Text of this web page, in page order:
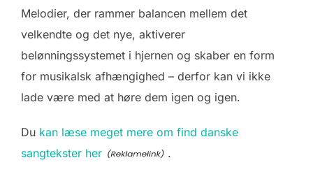
Melodier, der rammer balancen mellem det
velkendte og det nye, aktiverer
belønningssystemet i hjernen og skaber en form
for musikalsk afhængighed – derfor kan vi ikke
lade være med at høre dem igen og igen.
Du kan læse meget mere om find danske
sangtekster her
.